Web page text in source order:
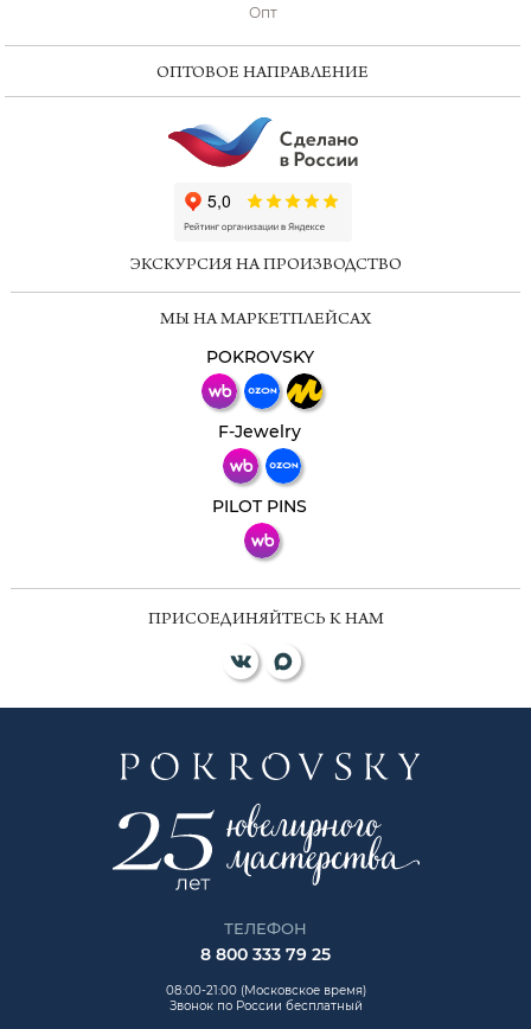
Опт
ОПТОВОЕ НАПРАВЛЕНИЕ
ЭКСКУРСИЯ НА ПРОИЗВОДСТВО
МЫ НА МАРКЕТПЛЕЙСАХ
POKROVSKY
F-Jewelry
PILOT PINS
ПРИСОЕДИНЯЙТЕСЬ К НАМ
ТЕЛЕФОН
8 800 333 79 25
08:00-21:00 (Московское время)
Звонок по России бесплатный